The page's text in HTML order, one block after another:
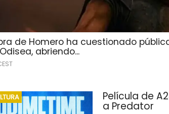
de Homero ha cuestionado
abriendo...
Película de
a Predator